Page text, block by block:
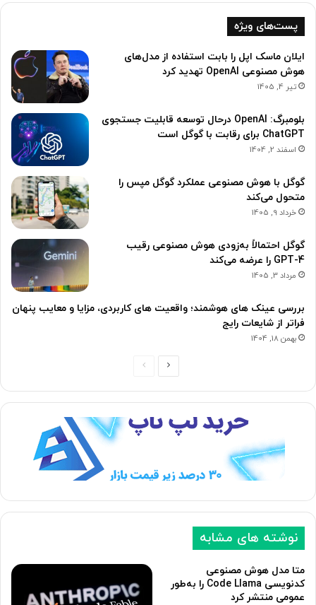
پست‌های ویژه
ایلان ماسک اپل را بابت استفاده از مدل‌های
هوش مصنوعی OpenAI تهدید کرد
تیر 4, 1405
بلومبرگ: OpenAI درحال توسعه قابلیت جستجوی
ChatGPT برای رقابت با گوگل است
اسفند 2, 1404
گوگل با هوش مصنوعی عملکرد گوگل مپس را
متحول می‌کند
خرداد 9, 1405
گوگل احتمالاً به‌زودی هوش مصنوعی رقیب
GPT-4 را عرضه می‌کند
مرداد 3, 1405
بررسی عینک های هوشمند؛ واقعیت های کاربردی، مزایا و معایب پنهان
فراتر از شایعات رایج
بهمن 18, 1404
ح
ه
ی
ح
ه
ی
نوشته های مشابه
متا مدل هوش مصنوعی
کدنویسی Code Llama را به‌طور
عمومی منتشر کرد